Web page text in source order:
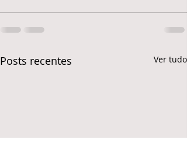
Posts recentes Ver tudo